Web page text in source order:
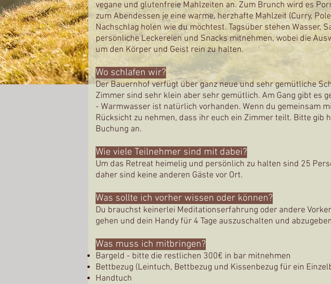
vegane und glutenfreie Mahlzeiten an. Zum Brunch wird es
zum Abendessen je eine warme, herzhafte Mahlzeit (Curry,
Nachschlag holen wie du möchtest. Tagsüber stehen Wasser,
persönliche Leckereien und Snacks mitnehmen, wobei die
um den Körper und Geist rein zu halten.
Wo schlafen wir?
Der Bauernhof verfügt über ganz neue und sehr gemütliche
Zimmer sind sehr klein aber sehr gemütlich. Am Gang gibt es
- Warmwasser ist natürlich vorhanden. Wenn du gemeinsam
Rücksicht zu nehmen, dass ihr euch ein Zimmer teilt. Bitte
Buchung an.
Wie viele Teilnehmer sind mit dabei?
Um das Retreat heimelig und persönlich zu halten sind 25
daher sind keine anderen Gäste vor Ort.
Was sollte ich vorher wissen oder können?
​Du brauchst keinerlei Meditationserfahrung oder andere
gehen und dein Handy für 4 Tage auszuschalten und
Was muss ich mitbringen?
Bargeld - bitte die restlichen 300€ in bar mitnehmen
Bettbezug (Leintuch, Bettbezug und Kissenbezug für ein
Handtuch